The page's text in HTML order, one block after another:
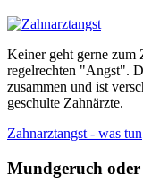
Keiner geht gerne zum
regelrechten "Angst".
zusammen und ist
geschulte Zahnärzte.
Zahnarztangst - was tun
Mundgeruch